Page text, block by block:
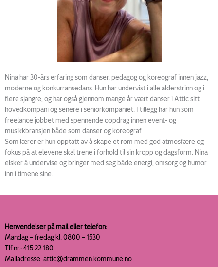
Nina har 30-års erfaring som danser, pedagog og koreograf innen jazz,
moderne og konkurransedans. Hun har undervist i alle alderstrinn og i
flere sjangre, og har også gjennom mange år vært danser i Attic sitt
hovedkompani og senere i seniorkompaniet. I tillegg har hun som
freelance jobbet med spennende oppdrag innen event- og
musikkbransjen både som danser og koreograf.
Som lærer er hun opptatt av å skape et rom med god atmosfære og
fokus på at elevene skal trene i forhold til sin kropp og dagsform. Nina
elsker å undervise og bringer med seg både energi, omsorg og humor
inn i timene sine.
Henvendelser på mail eller telefon:
Mandag – fredag kl. 0800 – 1530
Tlf.nr.: 415 22 180
Mailadresse: attic@drammen.kommune.no